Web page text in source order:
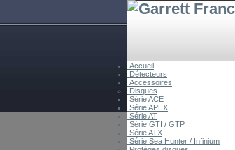
Accueil
Détecteurs
Accessoires
Disques
Série ACE
Série APEX
Série AT
Série GTI / GTP
Série ATX
Série Sea Hunter / Infinium